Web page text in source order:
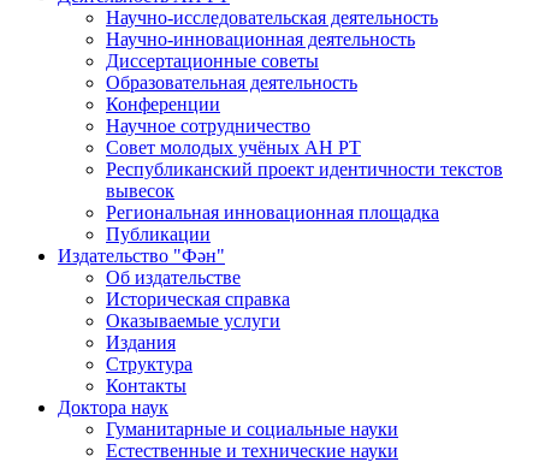
Научно-исследовательская деятельность
Научно-инновационная деятельность
Диссертационные советы
Образовательная деятельность
Конференции
Научное сотрудничество
Совет молодых учёных АН РТ
Республиканский проект идентичности текстов
вывесок
Региональная инновационная площадка
Публикации
Издательство "Фән"
Об издательстве
Историческая справка
Оказываемые услуги
Издания
Структура
Контакты
Доктора наук
Гуманитарные и социальные науки
Естественные и технические науки